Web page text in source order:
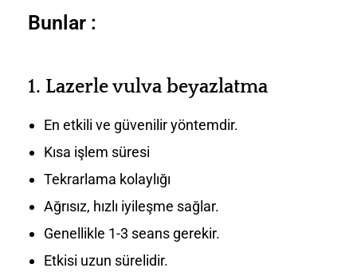
Bunlar :
1. Lazerle vulva beyazlatma
En etkili ve güvenilir yöntemdir.
Kısa işlem süresi
Tekrarlama kolaylığı
Ağrısız, hızlı iyileşme sağlar.
Genellikle 1-3 seans gerekir.
Etkisi uzun sürelidir.